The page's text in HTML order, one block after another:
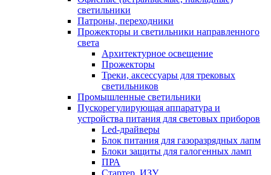
светильники
Патроны, переходники
Прожекторы и светильники направленного
света
Архитектурное освещение
Прожекторы
Треки, аксессуары для трековых
светильников
Промышленные светильники
Пускорегулирующая аппаратура и
устройства питания для световых приборов
Led-драйверы
Блок питания для газоразрядных лапм
Блоки защиты для галогенных ламп
ПРА
Стартер, ИЗУ